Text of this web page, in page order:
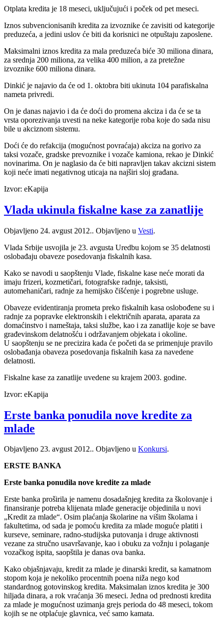
Otplata kredita je 18 meseci, uključujući i poček od pet meseci.
Iznos subvencionisanih kredita za izvoznike će zavisiti od kategorije
preduzeća, a jedini uslov će biti da korisnici ne otpuštaju zaposlene.
Maksimalni iznos kredita za mala preduzeća biće 30 miliona dinara,
za srednja 200 miliona, za velika 400 milion, a za pretežne
izvoznike 600 miliona dinara.
Dinkić je najavio da će od 1. oktobra biti ukinuta 104 parafiskalna
nameta privredi.
On je danas najavio i da će doći do promena akciza i da će se ta
vrsta oporezivanja uvesti na neke kategorije roba koje do sada nisu
bile u akciznom sistemu.
Doći će do refakcija (mogućnost povraćaja) akciza na gorivo za
taksi vozače, gradske prevoznike i vozače kamiona, rekao je Dinkić
novinarima. On je naglasio da će biti napravljen takav akcizni sistem
koji neće imati negativnog uticaja na najširi sloj građana.
Izvor: eKapija
Vlada ukinula fiskalne kase za zanatlije
Objavljeno 24. avgust 2012.. Objavljeno u Vesti.
Vlada Srbije usvojila je 23. avgusta Uredbu kojom se 35 delatnosti
oslobađaju obaveze posedovanja fiskalnih kasa.
Kako se navodi u saopštenju Vlade, fiskalne kase neće morati da
imaju frizeri, kozmetičari, fotografske radnje, taksisti,
automehaničari, radnje za hemijsko čišćenje i pogrebne usluge.
Obaveze evidentiranja prometa preko fiskalnih kasa oslobođene su i
radnje za popravke elektronskih i električnih aparata, aparata za
domaćinstvo i nameštaja, taksi službe, kao i za zanatlije koje se bave
građevinskom delatnošću i održavanjem objekata i okoline.
U saopštenju se ne precizira kada će početi da se primenjuje pravilo
oslobađanja obaveza posedovanja fiskalnih kasa za navedene
delatnosti.
Fiskalne kase za zanatlije uvedene su krajem 2003. godine.
Izvor: eKapija
Erste banka ponudila nove kredite za
mlade
Objavljeno 23. avgust 2012.. Objavljeno u Konkursi.
ERSTE BANKA
Erste banka ponudila nove kredite za mlade
Erste banka proširila je namenu dosadašnjeg kredita za školovanje i
finansiranje potreba klijenata mlađe generacije objedinila u novi
„Kredit za mlade“. Osim plaćanja školarine na višim školama i
fakultetima, od sada je pomoću kredita za mlade moguće platiti i
kurseve, seminare, radno-studijska putovanja i druge aktivnosti
vezane za stručno usavršavanje, kao i obuku za vožnju i polaganje
vozačkog ispita, saopštila je danas ova banka.
Kako objašnjavaju, kredit za mlade je dinarski kredit, sa kamatnom
stopom koja je nekoliko procentnih poena niža nego kod
standardnog gotovinskog kredita. Maksimalan iznos kredita je 300
hiljada dinara, a rok vraćanja 36 meseci. Jedna od prednosti kredita
za mlade je mogućnost uzimanja grejs perioda do 48 meseci, tokom
kojih se ne otplaćuje glavnica, već samo kamata.